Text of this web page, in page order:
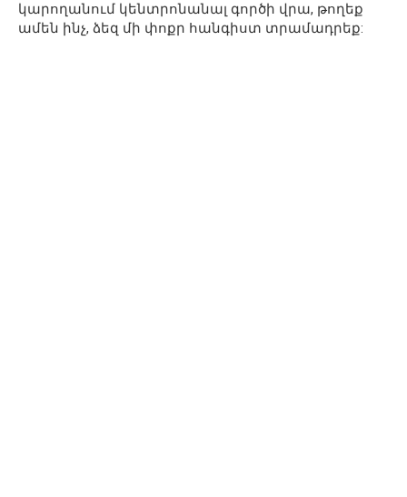
կարողանում կենտրոնանալ գործի վրա, թողեք
ամեն ինչ, ձեզ մի փոքր հանգիստ տրամադրեք: